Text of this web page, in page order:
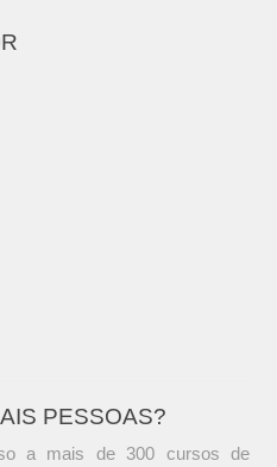
PESSOAS?
a mais de 300 cursos de